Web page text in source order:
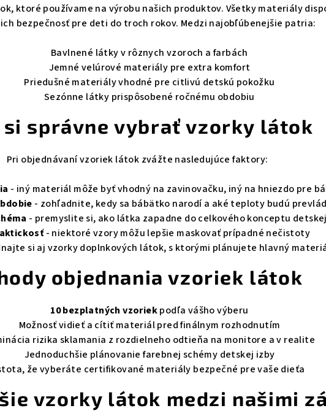
s
u
ktoré používame na výrobu našich produktov. Všetky materiály
bezpečnosť pre deti do troch rokov. Medzi najobľúbenejšie patria:
Bavlnené látky v rôznych vzoroch a farbách
Jemné velúrové materiály pre extra komfort
Priedušné materiály vhodné pre citlivú detskú pokožku
Sezónne látky prispôsobené ročnému obdobiu
si správne vybrať vzorky látok
Pri objednávaní vzoriek látok zvážte nasledujúce faktory:
- iný materiál môže byť vhodný na zavinovačku, iný na hniezdo pre
- zohľadnite, kedy sa bábätko narodí a aké teploty budú
- premyslite si, ako látka zapadne do celkového konceptu
- niektoré vzory môžu lepšie maskovať prípadné nečistoty
si aj vzorky doplnkových látok, s ktorými plánujete hlavný
objednania vzoriek látok
10 bezplatných vzoriekpodľa vášho výberu
Možnosť vidieť a cítiť materiál pred finálnym rozhodnutím
rizika sklamania z rozdielneho odtieňa na monitore a v realite
Jednoduchšie plánovanie farebnej schémy detskej izby
že vyberáte certifikované materiály bezpečné pre vaše dieťa
vzorky látok medzi našimi